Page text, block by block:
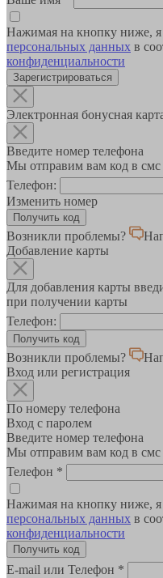
Нажимая на кнопку ниже,
персональных данных в
конфиденциальности
Зарегистрироваться
Электронная бонусная
Введите номер телефона
Мы отправим вам код в
Телефон:
Изменить номер
Возникли проблемы?
Добавление карты
Для добавления карты
при получении карты
Телефон:
Возникли проблемы?
Вход или регистрация
По номеру телефона
Вход с паролем
Введите номер телефона
Мы отправим вам код в
Телефон *
Нажимая на кнопку ниже,
персональных данных в
конфиденциальности
E-mail или Телефон *